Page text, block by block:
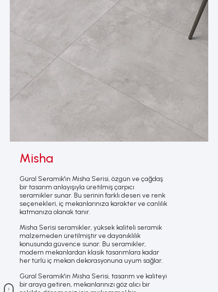
Misha
Güral Seramik'in Misha Serisi, özgün ve çağdaş
bir tasarım anlayışıyla üretilmiş çarpıcı
seramikler sunar. Bu serinin farklı desen ve renk
seçenekleri, iç mekanlarınıza karakter ve canlılık
katmanıza olanak tanır.
Misha Serisi seramikler, yüksek kaliteli seramik
malzemeden üretilmiştir ve dayanıklılık
konusunda güvence sunar. Bu seramikler,
modern mekanlardan klasik tasarımlara kadar
her türlü iç mekan dekorasyonuna uyum sağlar.
Güral Seramik'in Misha Serisi, tasarım ve kaliteyi
bir araya getiren, mekanlarınızı göz alıcı bir